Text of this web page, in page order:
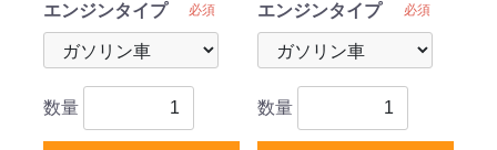
外品
エンジンタイプ 必須
数量
エンジンタイプ 必須
数量